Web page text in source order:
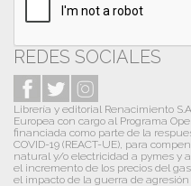
REDES SOCIALES
Librería y editorial Renacimiento
Europea con cargo al Programa
financiada como parte de la
COVID-19 (REACT-UE), para
natural y/o electricidad a pymes y
el incremento de los precios del
el impacto de la guerra de